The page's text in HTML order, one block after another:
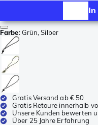
Farbe:Grün, Silber
Gratis Versand ab € 50
Gratis Retoure innerhalb
Unsere Kunden bewerten
Über 25 Jahre Erfahrung